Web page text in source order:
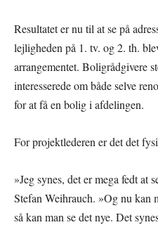
Resultatet er nu til at se på
lejligheden på 1. tv. og 2. th.
arrangementet. Boligrådgivere
interesserede om både selve
for at få en bolig i afdelingen.
For projektlederen er det det
»Jeg synes, det er mega fedt at
Stefan Weihrauch. »Og nu kan
så kan man se det nye. Det